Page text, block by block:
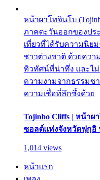
หน้าผาโทจินโบ
ภาคตะวันออกของปร
เที่ยวที่ได้รับความนิย
ชาวต่างชาติ ด้วยคว
ทิวทัศน์ที่น่าทึ่ง และไม่
ความงามจากธรรมช
ความเชื่อที่ลึกซึ้งด้วย
Tojinbo Cliffs | หน้า
ซอลต์แห่งจังหวัดฟุกุอิ
1,014 views
หน้าแรก